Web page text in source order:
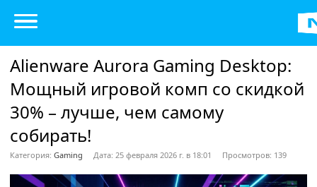
Alienware Aurora Gaming Desktop:
Мощный игровой комп со скидкой
30% – лучше, чем самому
собирать!
Категория: Gaming Дата: 25 февраля 2026 г. в 18:01 Просмотров: 139